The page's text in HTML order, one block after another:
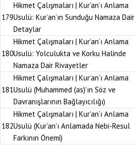
179
Hikmet Çalışmaları | Kur’an’ı Anlama
Usulü: Kur’an’ın Sunduğu Namaza Dair
Detaylar
180
Hikmet Çalışmaları | Kur’an’ı Anlama
Usulü: Yolculukta ve Korku Halinde
Namaza Dair Rivayetler
181
Hikmet Çalışmaları | Kur’an’ı Anlama
Usulü (Muhammed (as)’ın Söz ve
Davranışlarının Bağlayıcılığı)
182
Hikmet Çalışmaları | Kur’an’ı Anlama
Usulü (Kur’an’ı Anlamada Nebi-Resul
Farkının Önemi)